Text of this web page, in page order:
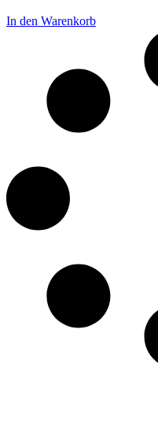
In den Warenkorb